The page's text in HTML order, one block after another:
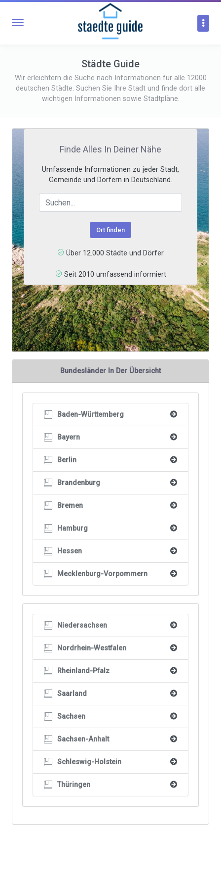
Städte Guide
Wir erleichtern die Suche nach Informationen für alle 12000
deutschen Städte. Suchen Sie Ihre Stadt und finde dort alle
wichtigen Informationen sowie Stadtpläne.
Finde Alles In Deiner Nähe
Umfassende Informationen zu jeder Stadt,
Gemeinde und Dörfern in Deutschland.
Ort finden
Über 12.000 Städte und Dörfer
Seit 2010 umfassend informiert
Bundesländer In Der Übersicht
Baden-Württemberg 
Bayern 
Berlin 
Brandenburg 
Bremen 
Hamburg 
Hessen 
Mecklenburg-Vorpommern 
Niedersachsen 
Nordrhein-Westfalen 
Rheinland-Pfalz 
Saarland 
Sachsen 
Sachsen-Anhalt 
Schleswig-Holstein 
Thüringen 